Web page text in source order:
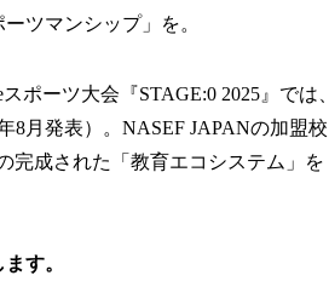
を
込
み
中
で
ツマンシップ」を。
ポーツ大会『STAGE:0 2025』では、
8月発表）。NASEF JAPANの加盟校
完成された「教育エコシステム」を
す。